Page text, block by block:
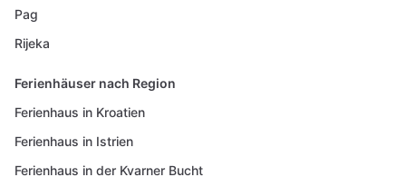
Pag
Rijeka
Ferienhäuser nach Region
Ferienhaus in Kroatien
Ferienhaus in Istrien
Ferienhaus in der Kvarner Bucht